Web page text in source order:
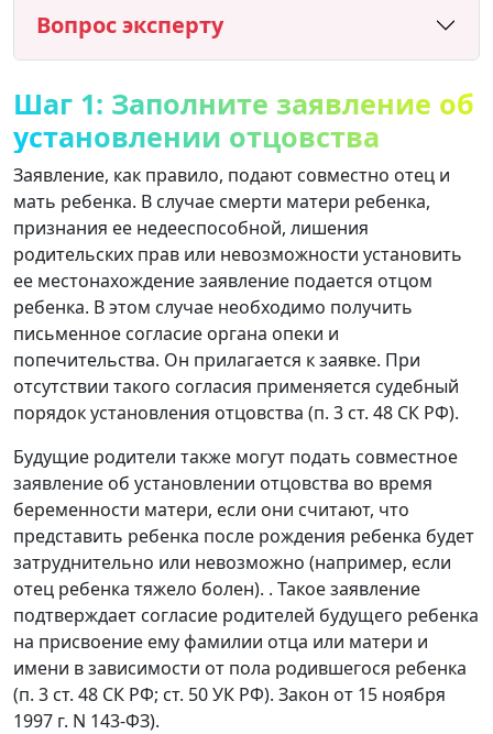
Вопрос эксперту
Шаг 1: Заполните заявление об
установлении отцовства
Заявление, как правило, подают совместно отец и
мать ребенка. В случае смерти матери ребенка,
признания ее недееспособной, лишения
родительских прав или невозможности установить
ее местонахождение заявление подается отцом
ребенка. В этом случае необходимо получить
письменное согласие органа опеки и
попечительства. Он прилагается к заявке. При
отсутствии такого согласия применяется судебный
порядок установления отцовства (п. 3 ст. 48 СК РФ).
Будущие родители также могут подать совместное
заявление об установлении отцовства во время
беременности матери, если они считают, что
представить ребенка после рождения ребенка будет
затруднительно или невозможно (например, если
отец ребенка тяжело болен). . Такое заявление
подтверждает согласие родителей будущего ребенка
на присвоение ему фамилии отца или матери и
имени в зависимости от пола родившегося ребенка
(п. 3 ст. 48 СК РФ; ст. 50 УК РФ). Закон от 15 ноября
1997 г. N 143-ФЗ).